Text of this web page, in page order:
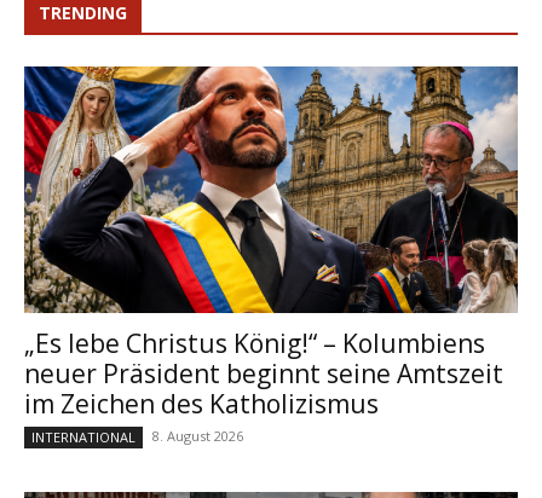
TRENDING
„Es lebe Christus König!“ – Kolumbiens
neuer Präsident beginnt seine Amtszeit
im Zeichen des Katholizismus
INTERNATIONAL 8. August 2026